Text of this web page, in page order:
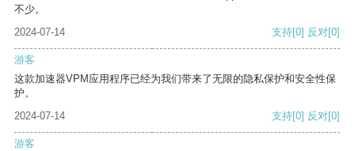
不少。
2024-07-14
支持[0] 反对[0]
游客
这款加速器VPM应用程序已经为我们带来了无限的隐私保护和安全性保
护。
2024-07-14
支持[0] 反对[0]
游客